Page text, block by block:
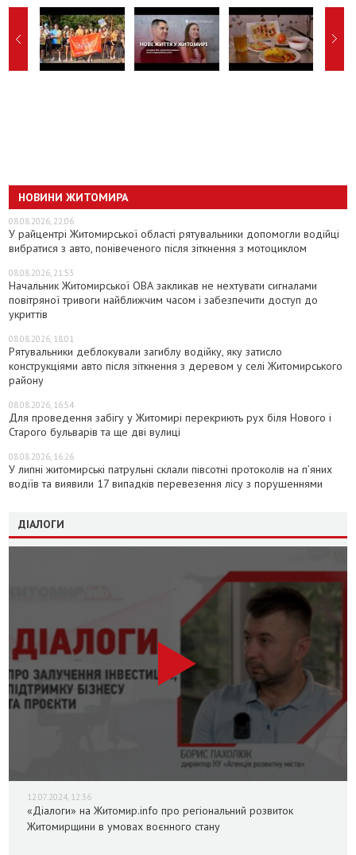
НОВИНИ ЖИТОМИРА
08.08.2026, 22:06
У райцентрі Житомирської області рятувальники допомогли водійці
вибратися з авто, понівеченого після зіткнення з мотоциклом
08.08.2026, 21:53
Начальник Житомирської ОВА закликав не нехтувати сигналами
повітряної тривоги найближчим часом і забезпечити доступ до
укриттів
08.08.2026, 18:01
Рятувальники деблокували загиблу водійку, яку затисло
конструкціями авто після зіткнення з деревом у селі Житомирського
району
08.08.2026, 16:54
Для проведення забігу у Житомирі перекриють рух біля Нового і
Старого бульварів та ще дві вулиці
08.08.2026, 16:26
У липні житомирські патрульні склали півсотні протоколів на пʼяних
водіїв та виявили 17 випадків перевезення лісу з порушеннями
ДІАЛОГИ
12.07.2024, 12:36
«Діалоги» на Житомир.info про регіональний розвиток
Житомирщини в умовах воєнного стану